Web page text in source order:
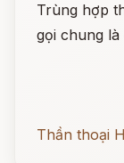
Trùng hợp
gọi chung là
Thần thoại